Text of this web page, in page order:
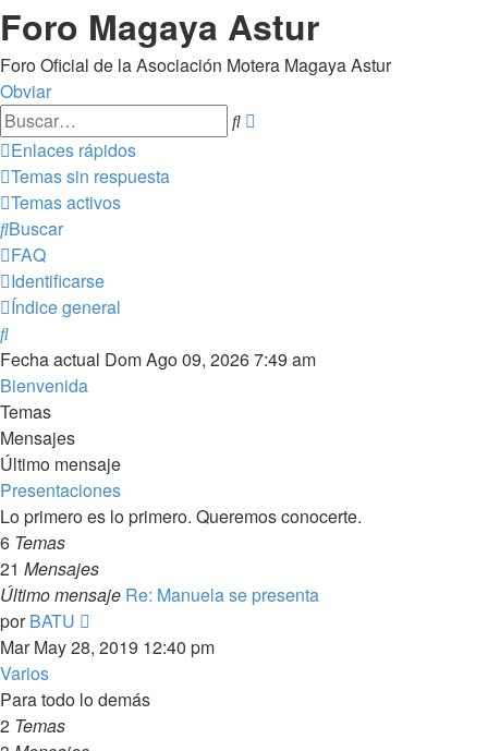
Foro Magaya Astur
Foro Oficial de la Asociación Motera Magaya Astur
Obviar
Buscar
Enlaces rápidos
Temas sin respuesta
Temas activos
Buscar
FAQ
Identificarse
Índice general
Buscar
Fecha actual Dom Ago 09, 2026 7:49 am
Bienvenida
Temas
Mensajes
Último mensaje
Presentaciones
Lo primero es lo primero. Queremos conocerte.
6 Temas
21 Mensajes
Último mensaje Re: Manuela se presenta
porBATU
último
Mar May 28, 2019 12:40 pm
Varios
Para todo lo demás
2 Temas